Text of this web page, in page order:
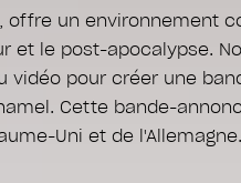
offre un environnement
et le post-apocalypse.
vidéo pour créer une
Cette bande-
Uni et de l'Allemagne.